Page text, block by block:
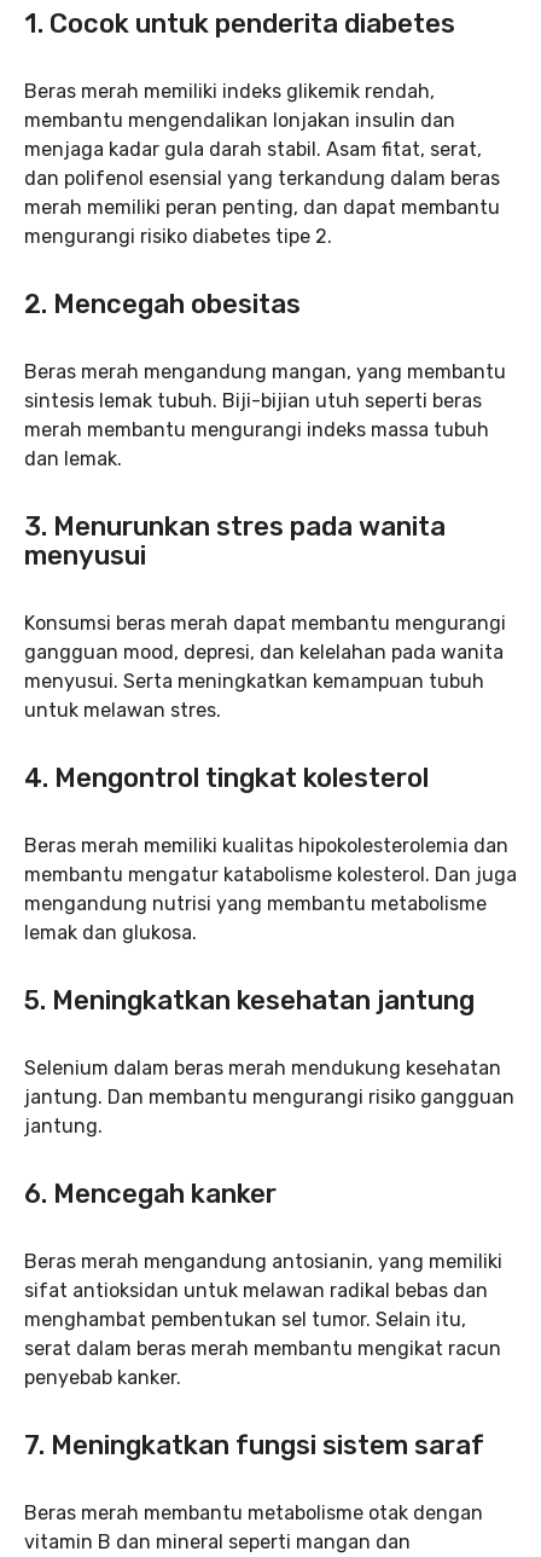
1. Cocok untuk penderita diabetes
Beras merah memiliki indeks glikemik rendah,
membantu mengendalikan lonjakan insulin dan
menjaga kadar gula darah stabil. Asam fitat, serat,
dan polifenol esensial yang terkandung dalam beras
merah memiliki peran penting, dan dapat membantu
mengurangi risiko diabetes tipe 2.
2. Mencegah obesitas
Beras merah mengandung mangan, yang membantu
sintesis lemak tubuh. Biji-bijian utuh seperti beras
merah membantu mengurangi indeks massa tubuh
dan lemak.
3. Menurunkan stres pada wanita
menyusui
Konsumsi beras merah dapat membantu mengurangi
gangguan mood, depresi, dan kelelahan pada wanita
menyusui. Serta meningkatkan kemampuan tubuh
untuk melawan stres.
4. Mengontrol tingkat kolesterol
Beras merah memiliki kualitas hipokolesterolemia dan
membantu mengatur katabolisme kolesterol. Dan juga
mengandung nutrisi yang membantu metabolisme
lemak dan glukosa.
5. Meningkatkan kesehatan jantung
Selenium dalam beras merah mendukung kesehatan
jantung. Dan membantu mengurangi risiko gangguan
jantung.
6. Mencegah kanker
Beras merah mengandung antosianin, yang memiliki
sifat antioksidan untuk melawan radikal bebas dan
menghambat pembentukan sel tumor. Selain itu,
serat dalam beras merah membantu mengikat racun
penyebab kanker.
7. Meningkatkan fungsi sistem saraf
Beras merah membantu metabolisme otak dengan
vitamin B dan mineral seperti mangan dan